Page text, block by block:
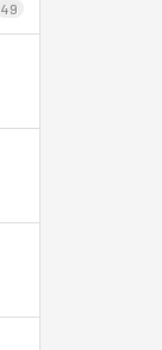
49